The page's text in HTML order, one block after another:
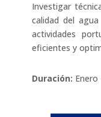
Investigar
calidad del
actividades
eficientes y
Duración: Enero